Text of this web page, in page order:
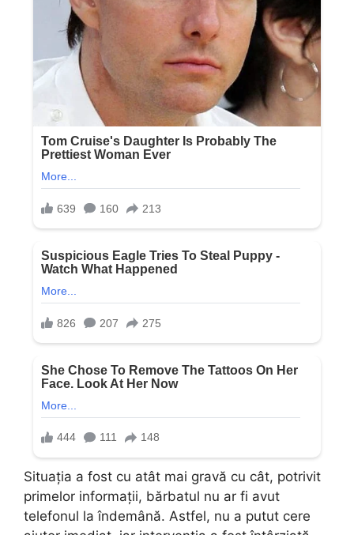
Situația a fost cu atât mai gravă cu cât, potrivit
primelor informații, bărbatul nu ar fi avut
telefonul la îndemână. Astfel, nu a putut cere